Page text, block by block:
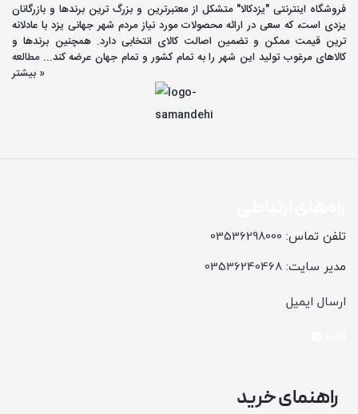
فروشگاه اینترنتی "یزدکالا" متشکل از معتبرترین و بزرگ ترین برندها و بازرگانان
یزدی است، که سعی در ارائه محصولات مورد نیاز مردم شهر جهانی یزد با عادلانه
ترین قیمت ممکن و تضمین اصالت کالای انتخابی دارد. همچنین برندها و
کالاهای مرغوب تولید این شهر را به تمام کشور و تمام جهان عرضه کند...مطالعه
بیشتر »
تلفن تماس: 03536298000
مدیر سایت: 03536240468
ارسال ایمیل
راهنمای خرید